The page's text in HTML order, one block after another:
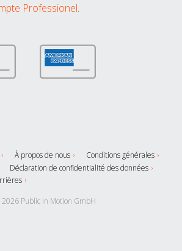
Professionel.
À propos de nous
Conditions générales
Déclaration de confidentialité des données
Public in Motion GmbH